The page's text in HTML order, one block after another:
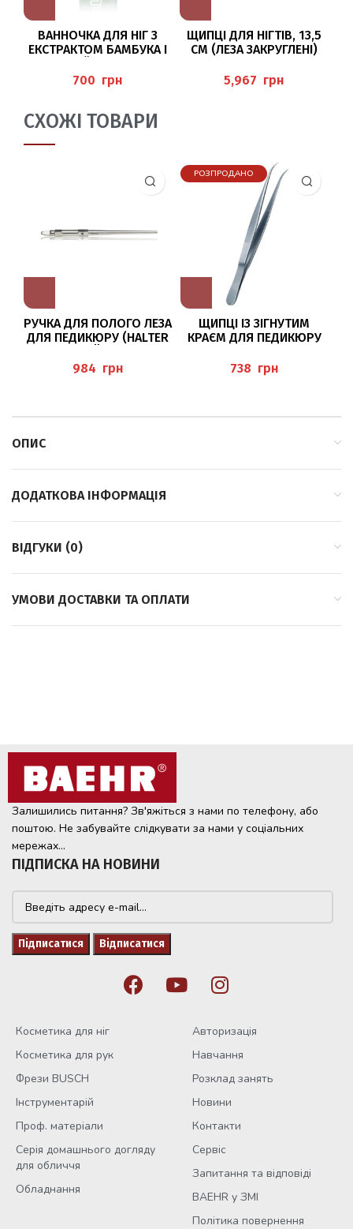
ВАННОЧКА ДЛЯ НІГ З
ЕКСТРАКТОМ БАМБУКА І
200МЛ (FUSSBAD MIT
BAMBUS- UND ALOEVERA-
TEEBAUMÖL)
грн
ЩИПЦІ ДЛЯ НІГТІВ, 13,5
СМ (ЛЕЗА ЗАКРУГЛЕНІ)
грн
СХОЖІ ТОВАРИ
РУЧКА ДЛЯ ПОЛОГО ЛЕЗА
ДЛЯ ПЕДИКЮРУ (HALTER
HOHLMEISSELKLINGEN), B
грн
РОЗПРОДАНО
ЩИПЦІ ІЗ ЗІГНУТИМ
КРАЄМ ДЛЯ ПЕДИКЮРУ
BAEHR
грн
ОПИС
ДОДАТКОВА ІНФОРМАЦІЯ
ВІДГУКИ (0)
УМОВИ ДОСТАВКИ ТА ОПЛАТИ
Залишились питання? Зв'яжіться з нами по телефону, або
поштою. Не забувайте слідкувати за нами у соціальних
мережах...
ПІДПИСКА НА НОВИНИ
Косметика для ніг
Косметика для рук
Фрези BUSCH
Інструментарій
Проф. матеріали
Серія домашнього догляду
для обличчя
Обладнання
Авторизація
Навчання
Розклад занять
Новини
Контакти
Сервіс
Запитання та відповіді
BAEHR у ЗМІ
Політика повернення